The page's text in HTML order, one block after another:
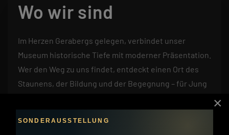
Wo wir sind
Im Herzen Gerabergs gelegen, verbindet unser
Museum historische Tiefe mit moderner Präsentation.
Wer den Weg zu uns findet, entdeckt einen Ort des
Staunens, der Bildung und der Begegnung – für Jung
gleichermaßen.
×
SONDERAUSSTELLUNG